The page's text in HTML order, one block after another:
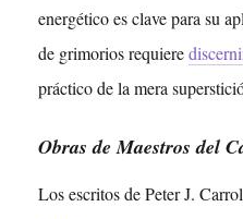
energético es clave para su
de grimorios requiere
práctico de la mera
Obras de Maestros del
Los escritos de Peter J.